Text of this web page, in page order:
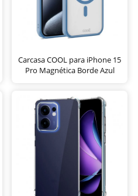
Carcasa COOL para iPhone 15
Pro Magnética Borde Azul